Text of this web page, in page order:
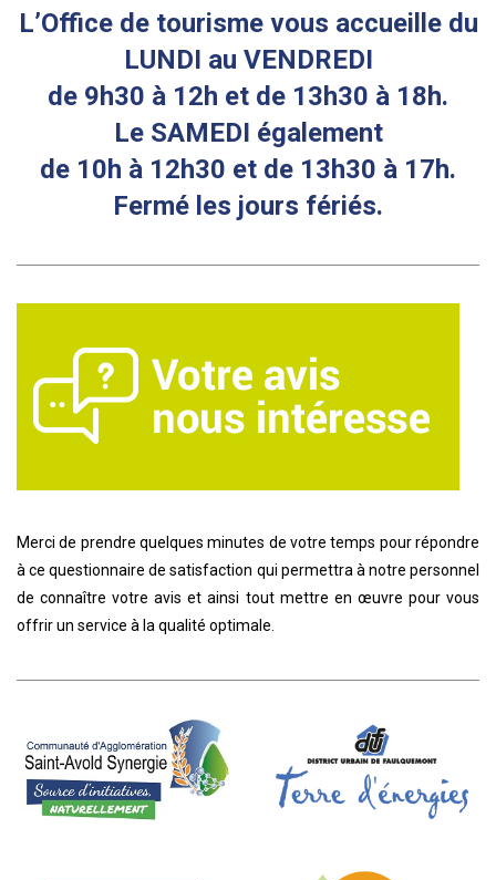
L’Office de tourisme vous accueille du
LUNDI au VENDREDI
de 9h30 à 12h et de 13h30 à 18h.
Le SAMEDI également
de 10h à 12h30 et de 13h30 à 17h.
Fermé les jours fériés.
Merci de prendre quelques minutes de votre temps pour répondre
à ce questionnaire de satisfaction qui permettra à notre personnel
de connaître votre avis et ainsi tout mettre en œuvre pour vous
offrir un service à la qualité optimale.